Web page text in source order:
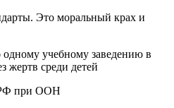
Это моральный крах и
РФ при ООН